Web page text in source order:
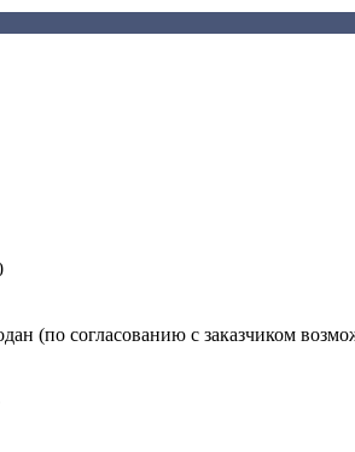
(по согласованию с заказчиком